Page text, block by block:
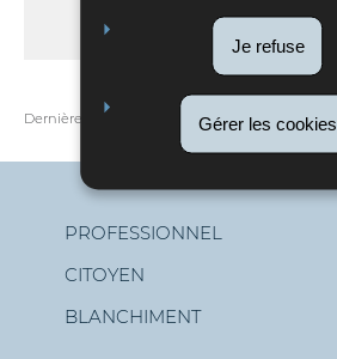
Je refuse
Gérer les cookies
Dernière mise à jour 26/06/2024
Menu
de
PROFESSIONNEL
CITOYEN
BLANCHIMENT